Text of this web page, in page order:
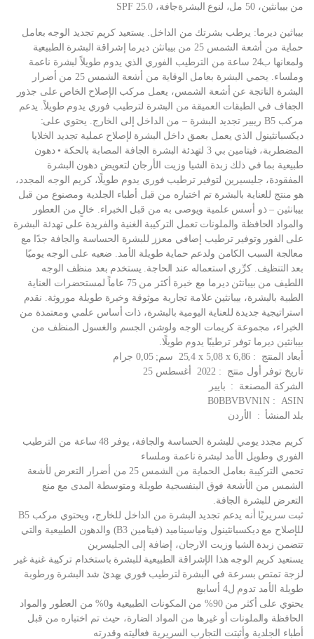
من بيبانثين، 50 مل، لنوع البشرةجافة، 25.0 SPF
بيباثين ديرما: يرطب بشرتك من الداخل. يستعيد كريم تجديد الوجه بعامل
حماية من أشعة الشمس 25 من بيبانثن ديرما إشراقة البشرة الطبيعية
ولمعانها ب24 ساعة من الترطيب الفوري الذي يدوم طويلاً لبشرة ناعمة
وملساء. يحمي البشرة بعامل الوقاية من أشعة الشمس 25 من أضرار
البشرة الناتجة عن أشعة الشمس، يعمل مركب الإصلاح الخاص على جذور
الجفاف في الطبقات العميقة من البشرة لترطيب فوري يدوم طويلاً. يدعم
مركب B5 ريبير تجديد البشرة – من الداخل إلى الخارج. يحتوي على:
ديكسبانثينول الذي يعمل بعمق داخل البشرة لإصلاح عملية تجديد الخلايا
المضطربة، فيتامين بي 3 لتهدئة البشرة الجافة المصابة بالحكة • دهون
طبيعية بما في ذلك زبدة الشيا وزيت الأرجان لتعويض دهون البشرة
المفقودة، جليسيرين لتوفير ترطيب فوري يدوم طويلًا، كريم الوجه المجدد،
هو منتج للعناية بالبشرة تم اختباره من قبل أطباء الجلدية ومصنوع من قبل
بيبانثين – ذو أسس علمية ويوصى به من قبل الخبراء. خالٍ من العطور
والمواد الحافظة والملونات تعمل التركيبة الغنية والفريدة على تهدئة البشرة
على الفور وتوفير ترطيب إضافي معزز للبشرة الحساسة والجافة جدًا مع
معالجة السبب الكامن ولدعم حماية طويلة الأمد. ضعيه على الوجه يوميًا
بعد التنظيف. كرِّري استعماله عند الحاجة. يستخدم بعد منظف الوجه
اللطيف من بيبانثن ديرما مع خبرة أكثر من 75 عاماً لمستحضرات العناية
الطبية بالبشرة، بيبانثين علامة تجارية موثوقة وخبرة طويلة موروثة. نقدم
استراتيجية جديدة للعناية اليومية بالبشرة، ذات أساس علمي ومعتمدة من
الخبراء، مجموعة كريمات الوجه ولوشن الجسم والغسول المنظف من
بيبانثين ديرما توفر ترطيبًا يدوم طويلًا.
أبعاد المنتج ‏ : ‎ 25,4 x 5,08 x 6,86 سم; 0,05 جرام
تاريخ توفر أول منتج ‏ : ‎ 2022 أغسطس 25
الشركة المصنعة ‏ : ‎ بايير
ASIN ‏ : ‎ B0BBVBVN1N
بلد المنشأ ‏ : ‎ الأردن
كريم مجدد يومي للبشرة الحساسة والجافة، يوفر 48 ساعة من الترطيب
الفوري وطويل الأمد لبشرة ناعمة وملساء
تحمي التركيبة بعامل الحماية من الشمس 25 من أضرار التعرض لأشعة
الشمس من الأشعة فوق البنفسجية طويلة ومتوسطة المدى مع منع
التعرض للبشرة الجافة.
ثبت سريريًا أنه يدعم تجديد البشرة من الداخل للخارج، ويحتوي مركب B5
للإصلاح مع ديكسبانثينول ونياسيناميد (فيتامين B3) والدهون الطبيعية والتي
تتضمن زبدة الشيا وزيت الارجان، إضافة إلى الجليسرين
يستعيد كريم الوجه هذا الإشراقة الطبيعية للبشرة باستخدام تركيبة غنية غير
لزجة تمتص بسرعة في البشرة لترطيب فوري يهدئ شد البشرة ورطوبة
طويلة الأمد تدوم ل4 أسابيع
يحتوي على أكثر من 90% من المكونات الطبيعية و0% من العطور والمواد
الحافظة والملونات أو غيرها من المواد الضارة، حيث تم اختباره من قبل
أطباء الجلدية وأثبتت التجارب السريرية فعاليته وقدرته